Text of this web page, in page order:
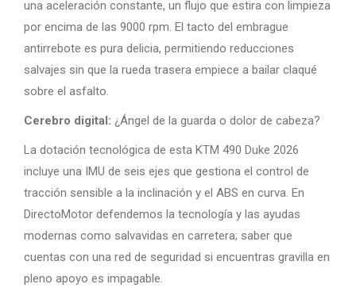
una aceleración constante, un flujo que estira con limpieza
por encima de las 9000 rpm. El tacto del embrague
antirrebote es pura delicia, permitiendo reducciones
salvajes sin que la rueda trasera empiece a bailar claqué
sobre el asfalto.
Cerebro digital: ¿Ángel de la guarda o dolor de cabeza?
La dotación tecnológica de esta KTM 490 Duke 2026
incluye una IMU de seis ejes que gestiona el control de
tracción sensible a la inclinación y el ABS en curva. En
DirectoMotor defendemos la tecnología y las ayudas
modernas como salvavidas en carretera; saber que
cuentas con una red de seguridad si encuentras gravilla en
pleno apoyo es impagable.